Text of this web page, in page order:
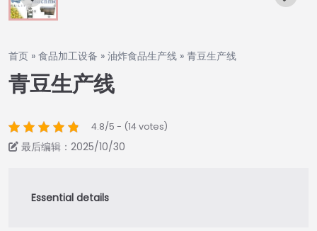
首页 » 食品加工设备 » 油炸食品生产线 » 青豆生产线
青豆生产线
4.8/5 - (14 votes)
最后编辑：2025/10/30